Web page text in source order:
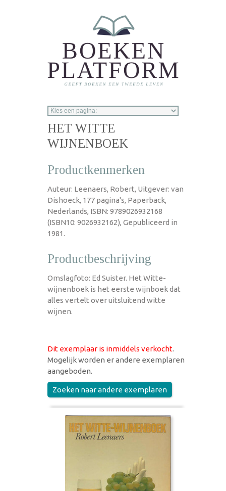
HET WITTE
WIJNENBOEK
Productkenmerken
Auteur: Leenaers, Robert, Uitgever: van
Dishoeck, 177 pagina's, Paperback,
Nederlands, ISBN: 9789026932168
(ISBN10: 9026932162), Gepubliceerd in
1981.
Productbeschrijving
Omslagfoto: Ed Suister. Het Witte-
wijnenboek is het eerste wijnboek dat
alles vertelt over uitsluitend witte
wijnen.
Dit exemplaar is inmiddels verkocht.
Mogelijk worden er andere exemplaren
aangeboden.
Zoeken naar andere exemplaren